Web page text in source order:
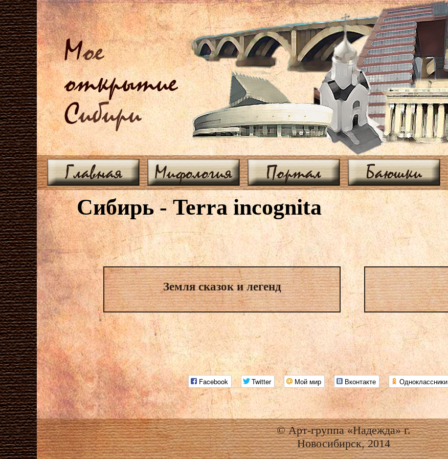
Мое
открытие
Сибири
Главная Мифология Портал Баюшки
Сибирь - Terra incognita
Земля сказок и легенд
Facebook Twitter Мой мир Вконтакте Одноклассники
© Арт-группа «Надежда» г.
Новосибирск, 2014